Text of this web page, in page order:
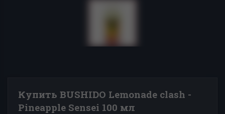
Купить BUSHIDO Lemonade clash -
Pineapple Sensei 100 мл